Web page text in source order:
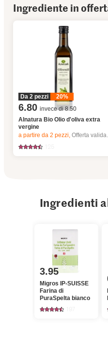
Ingrediente in
Da 2 pezzi 20%
6.80 invece di 8.50
Alnatura Bio Olio d'oliva extra
vergine
a partire da 2pezzi,Offerta valida solo dal 6.8 al 12.8.2026, fino a esaurimento dello stock.
Ingredienti
3.95
Migros IP-SUISSE
Farina di
PuraSpelta bianco